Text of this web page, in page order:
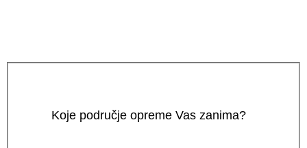
Koje područje opreme Vas zanima?